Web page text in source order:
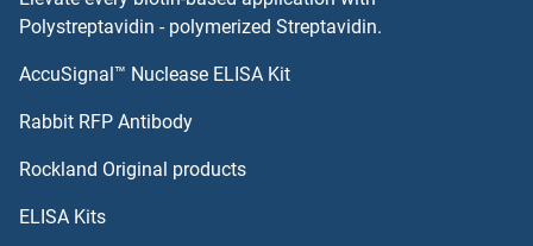
CLK3 Kits ELISA
CNBP Kits ELISA
CNDP2 Kits ELISA
Polystreptavidin - polymerized Streptavidin.
AccuSignal™ Nuclease ELISA Kit
Rabbit RFP Antibody
Rockland Original products
ELISA Kits